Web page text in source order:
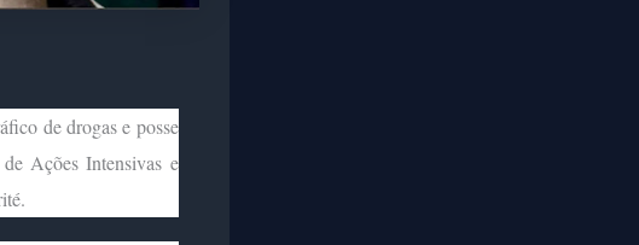
de drogas e posse
Ações Intensivas e